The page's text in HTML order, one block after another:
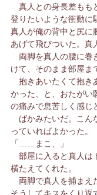
真人との身長差もも
登りたいような衝動に
真人が俺の背中と尻に
あげて飛びついた。真
両脚を真人の腰に巻
けて、そのまま部屋ま
抱きあいたくて抱き
かった、と、おたがい
の痛みで息苦しく感じ
ばかみたいだ。こん
っていればよかった。
「……まこ、」
部屋に入ると真人は
横たえてくれた。
両脚で真人を捕まえ